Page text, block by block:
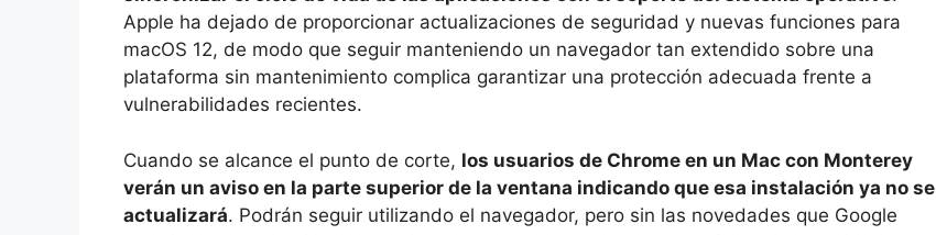
Apple ha dejado de proporcionar actualizaciones de seguridad y nuevas funciones para
macOS 12, de modo que seguir manteniendo un navegador tan extendido sobre una
plataforma sin mantenimiento complica garantizar una protección adecuada frente a
vulnerabilidades recientes.
Cuando se alcance el punto de corte, los usuarios de Chrome en un Mac con Monterey
verán un aviso en la parte superior de la ventana indicando que esa instalación ya no se
actualizará. Podrán seguir utilizando el navegador, pero sin las novedades que Google